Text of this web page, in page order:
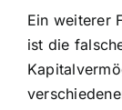
Ein weiterer
ist die